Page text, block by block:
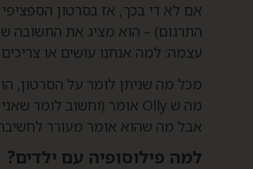
התרגום) – הוא מציג את התשובה
עצמה: למה אנחנו עושים או צריכים
מכל מה שניתן לומר על הסרטון,
אבל מה שהוא אומר מעורר
למה פילוסופיה עם ילדים?